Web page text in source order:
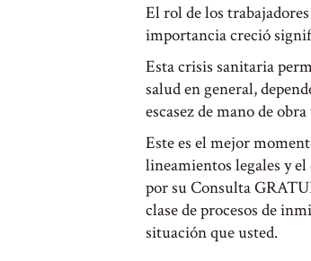
El rol de los
importancia creció
Esta crisis sanitaria
salud en general,
escasez de mano de
Este es el mejor
lineamientos legales y
por su Consulta
clase de procesos de
situación que usted.